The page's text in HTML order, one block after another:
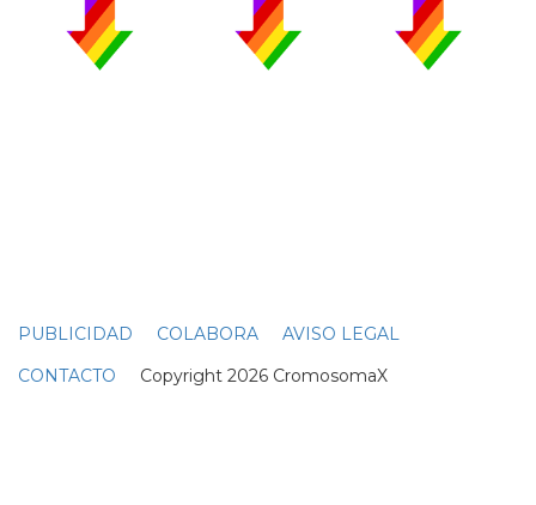
PUBLICIDAD COLABORA
AVISO LEGAL
CONTACTO Copyright 2026 CromosomaX